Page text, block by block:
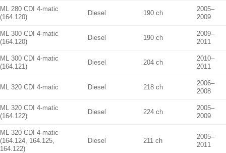
ML 280 CDI 4-matic
(164.120)
Diesel 190 ch
2005–
2009
ML 300 CDI 4-matic
(164.120)
Diesel 190 ch
2009–
2011
ML 300 CDI 4-matic
(164.121)
Diesel 204 ch
2010–
2011
ML 320 CDI 4-matic Diesel 218 ch
2006–
2008
ML 320 CDI 4-matic
(164.122)
Diesel 224 ch
2005–
2009
ML 320 CDI 4-matic
(164.124, 164.125,
164.122)
Diesel 211 ch
2005–
2011